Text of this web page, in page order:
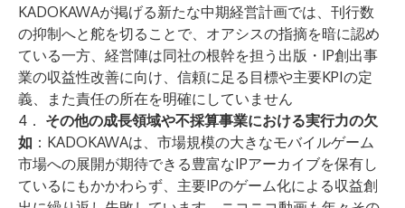
KADOKAWAが掲げる新たな中期経営計画では、刊行数
の抑制へと舵を切ることで、オアシスの指摘を暗に認め
ている一方、経営陣は同社の根幹を担う出版・IP創出事
業の収益性改善に向け、信頼に足る目標や主要KPIの定
義、また責任の所在を明確にしていません
4． その他の成長領域や不採算事業における実行力の欠
如 ：KADOKAWAは、市場規模の大きなモバイルゲーム
市場への展開が期待できる豊富なIPアーカイブを保有し
ているにもかかわらず、主要IPのゲーム化による収益創